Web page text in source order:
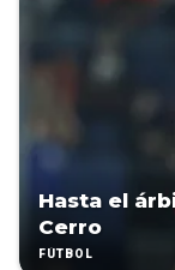
Hasta el
Cerro
FÚTBOL